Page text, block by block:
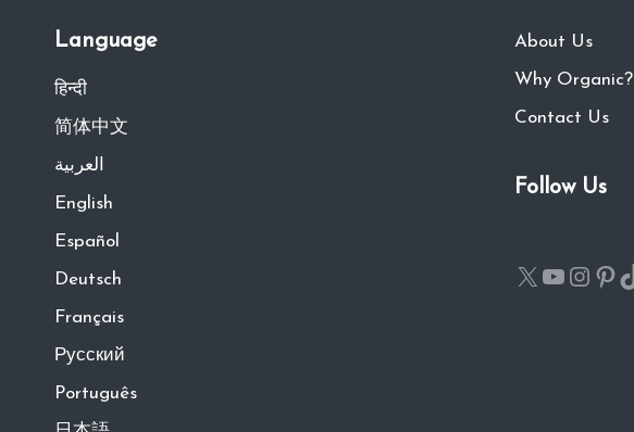
Language
हिन्दी
简体中文
العربية
English
Español
Deutsch
Français
Русский
Português
About Us
Why Organic?
Contact Us
Follow Us